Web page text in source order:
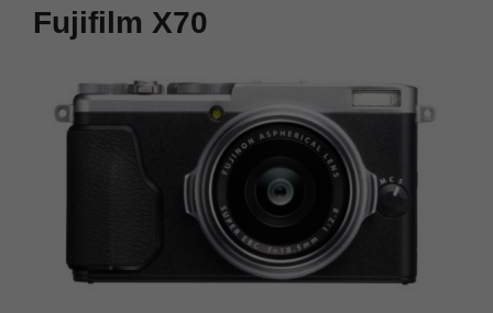
Fujifilm X70